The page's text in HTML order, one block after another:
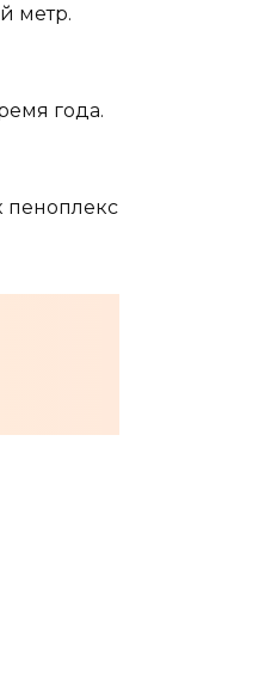
метр.
года.
пеноплекс